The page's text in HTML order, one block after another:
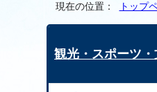
現在の位置： トップ
観光・スポーツ・